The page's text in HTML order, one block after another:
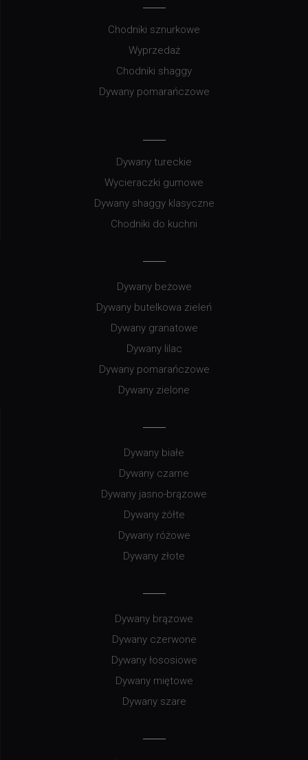
Chodniki sznurkowe
Wyprzedaż
Chodniki shaggy
Dywany pomarańczowe
Dywany tureckie
Wycieraczki gumowe
Dywany shaggy klasyczne
Chodniki do kuchni
Dywany beżowe
Dywany butelkowa zieleń
Dywany granatowe
Dywany lilac
Dywany pomarańczowe
Dywany zielone
Dywany białe
Dywany czarne
Dywany jasno-brązowe
Dywany żółte
Dywany różowe
Dywany złote
Dywany brązowe
Dywany czerwone
Dywany łososiowe
Dywany miętowe
Dywany szare